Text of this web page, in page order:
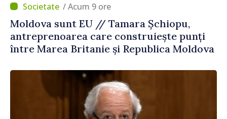
/ Acum 9 ore
Moldova sunt EU // Tamara Șchiopu,
antreprenoarea care construiește punți
între Marea Britanie și Republica Moldova